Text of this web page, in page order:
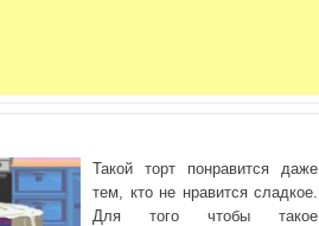
Такой торт понравится даже
тем, кто не нравится сладкое.
Для того чтобы такое